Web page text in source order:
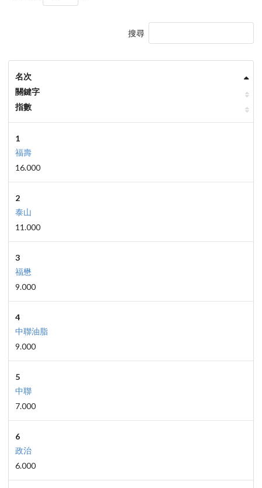
搜尋
名次
關鍵字
指數
1
福壽
16.000
2
泰山
11.000
3
福懋
9.000
4
中聯油脂
9.000
5
中聯
7.000
6
政治
6.000